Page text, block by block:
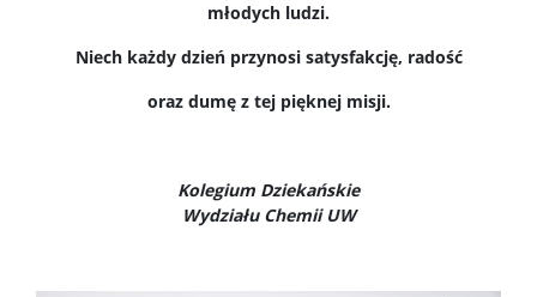
Studia podyplomowemłodych ludzi.
Niech każdy dzień przynosi satysfakcję, radość
oraz dumę z tej pięknej misji.
Kolegium Dziekańskie
Wydziału Chemii UW